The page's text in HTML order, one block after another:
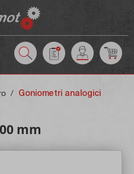
/ Goniometri analogici
mm